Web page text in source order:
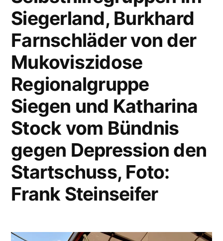
Siegerland, Burkhard
Farnschläder von der
Mukoviszidose
Regionalgruppe
Siegen und Katharina
Stock vom Bündnis
gegen Depression den
Startschuss, Foto:
Frank Steinseifer